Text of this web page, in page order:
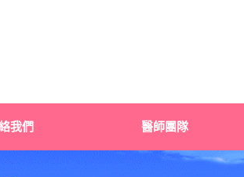
我們 醫師團隊